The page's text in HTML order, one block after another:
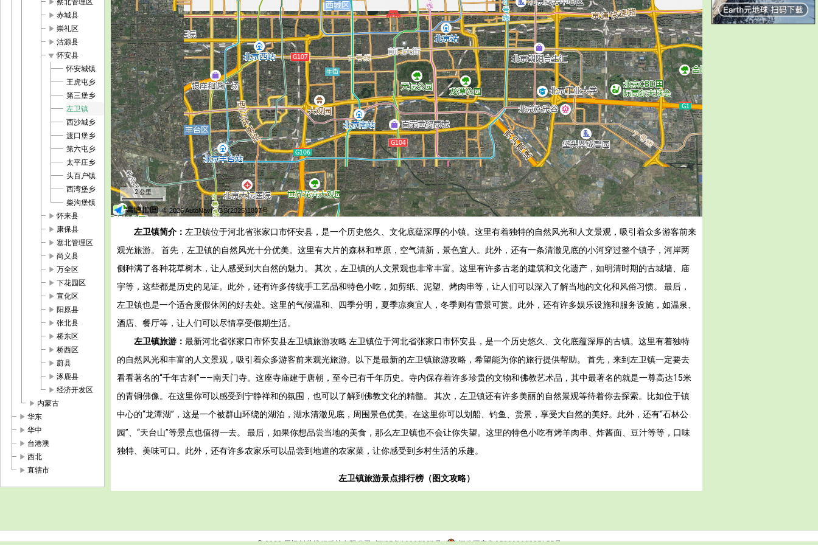
察北管理区
play_arrow 赤城县
play_arrow 崇礼区
play_arrow 沽源县
play_arrow 怀安县
怀安城镇
王虎屯乡
第三堡乡
左卫镇
西沙城乡
渡口堡乡
第六屯乡
太平庄乡
头百户镇
西湾堡乡
柴沟堡镇
play_arrow 怀来县
play_arrow 康保县
play_arrow 塞北管理区
play_arrow 尚义县
play_arrow 万全区
play_arrow 下花园区
play_arrow 宣化区
play_arrow 阳原县
play_arrow 张北县
play_arrow 桥东区
play_arrow 桥西区
play_arrow 蔚县
play_arrow 涿鹿县
play_arrow 经济开发区
play_arrow 内蒙古
play_arrow 华东
play_arrow 华中
play_arrow 台港澳
play_arrow 西北
play_arrow 直辖市
2 公里
© 2026 AutoNavi- GS(2025)1807号
左卫镇简介： 左卫镇位于河北省张家口市怀安县，是一个历史悠久、文化底蕴深厚的小镇。这里有着独特的自然风光和人文景观，吸引着众多游客前来
观光旅游。 首先，左卫镇的自然风光十分优美。这里有大片的森林和草原，空气清新，景色宜人。此外，还有一条清澈见底的小河穿过整个镇子，河岸两
侧种满了各种花草树木，让人感受到大自然的魅力。 其次，左卫镇的人文景观也非常丰富。这里有许多古老的建筑和文化遗产，如明清时期的古城墙、庙
宇等，这些都是历史的见证。此外，还有许多传统手工艺品和特色小吃，如剪纸、泥塑、烤肉串等，让人们可以深入了解当地的文化和风俗习惯。 最后，
左卫镇也是一个适合度假休闲的好去处。这里的气候温和、四季分明，夏季凉爽宜人，冬季则有雪景可赏。此外，还有许多娱乐设施和服务设施，如温泉、
酒店、餐厅等，让人们可以尽情享受假期生活。
左卫镇旅游： 最新河北省张家口市怀安县左卫镇旅游攻略 左卫镇位于河北省张家口市怀安县，是一个历史悠久、文化底蕴深厚的古镇。这里有着独特
的自然风光和丰富的人文景观，吸引着众多游客前来观光旅游。以下是最新的左卫镇旅游攻略，希望能为你的旅行提供帮助。 首先，来到左卫镇一定要去
看看著名的“千年古刹”——南天门寺。这座寺庙建于唐朝，至今已有千年历史。寺内保存着许多珍贵的文物和佛教艺术品，其中最著名的就是一尊高达15米
的青铜佛像。在这里你可以感受到宁静祥和的氛围，也可以了解到佛教文化的精髓。 其次，左卫镇还有许多美丽的自然景观等待着你去探索。比如位于镇
中心的“龙潭湖”，这是一个被群山环绕的湖泊，湖水清澈见底，周围景色优美。在这里你可以划船、钓鱼、赏景，享受大自然的美好。此外，还有“石林公
园”、“天台山”等景点也值得一去。 最后，如果你想品尝当地的美食，那么左卫镇也不会让你失望。这里的特色小吃有烤羊肉串、炸酱面、豆汁等等，口味
独特、美味可口。此外，还有许多农家乐可以品尝到地道的农家菜，让你感受到乡村生活的乐趣。
左卫镇旅游景点排行榜（图文攻略）